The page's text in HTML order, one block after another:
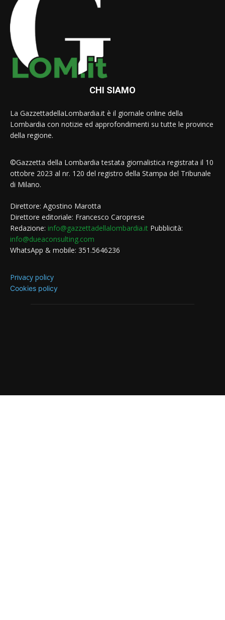
CHI SIAMO
La GazzettadellaLombardia.it è il giornale online della
Lombardia con notizie ed approfondimenti su tutte le province
della regione.
©Gazzetta della Lombardia testata giornalistica registrata il 10
ottobre 2023 al nr. 120 del registro della Stampa del Tribunale
di Milano.
Direttore: Agostino Marotta
Direttore editoriale: Francesco Caroprese
Redazione: info@gazzettadellalombardia.it Pubblicità:
info@dueaconsulting.com
WhatsApp & mobile: 351.5646236
Privacy policy
Cookies policy